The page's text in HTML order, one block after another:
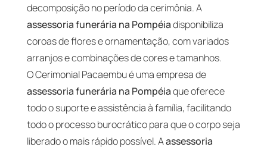
decomposição no período da cerimônia. A
assessoria funerária na Pompéiadisponibiliza
coroas de flores e ornamentação, com variados
arranjos e combinações de cores e tamanhos.
O Cerimonial Pacaembu é uma empresa de
assessoria funerária na Pompéiaque oferece
todo o suporte e assistência à família, facilitando
todo o processo burocrático para que o corpo seja
liberado o mais rápido possível. Aassessoria